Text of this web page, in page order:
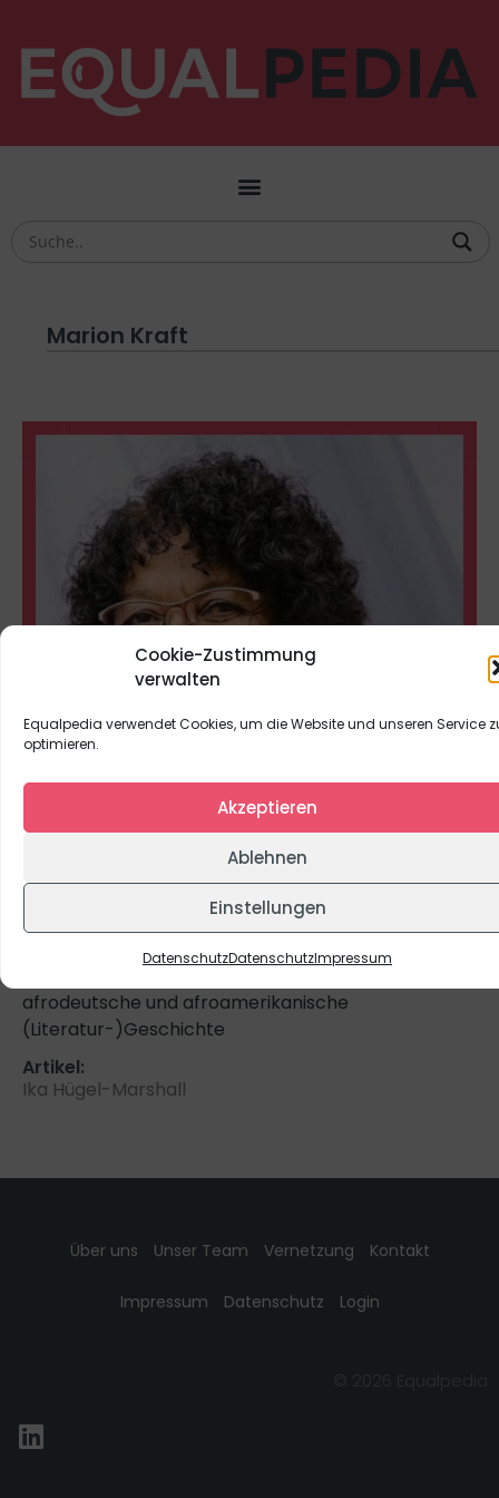
Cookie-Zustimmung
verwalten
Equalpedia verwendet Cookies, um die Website und unseren Service
optimieren.
Akzeptieren
Ablehnen
Einstellungen
DatenschutzDatenschutzImpressum
Marion Kraft
Foto: China Hopson
Interessensgebiete:
Schwarzer Feminismus, Intersektionalität, Anti-
afrodeutsche und afroamerikanische
(Literatur-)Geschichte
Artikel:
Ika Hügel-Marshall
Über uns Unser Team Vernetzung Kontakt
Impressum Datenschutz Login